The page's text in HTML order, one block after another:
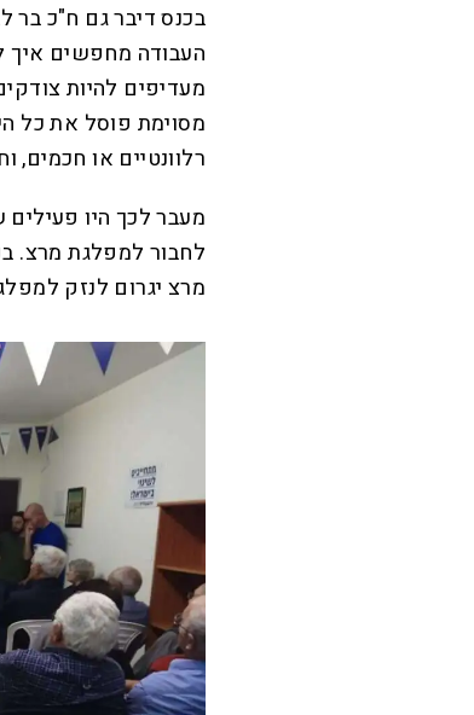
בכנס דיבר גם ח"כ בר
מעדיפים להיות
מסוימת פוסל את כל
רלוונטיים או
מעבר לכך היו
לחבור למפלגת מרצ.
מרצ יגרום לנזק